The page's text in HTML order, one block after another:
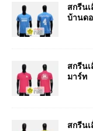
สกรีน
บ้านด
สกรีน
มาร์ท
สกรีน